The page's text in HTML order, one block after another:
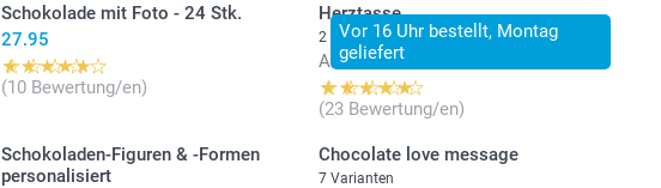
Schokolade mit Foto - 24 Stk.
27.95
(10 Bewertung/en)
Vor 16 Uhr bestellt, Montag
geliefert
Herztasse
2 Varianten
Ab 16.95
(23 Bewertung/en)
Schokoladen-Figuren & -Formen
personalisiert
Chocolate love message
7 Varianten